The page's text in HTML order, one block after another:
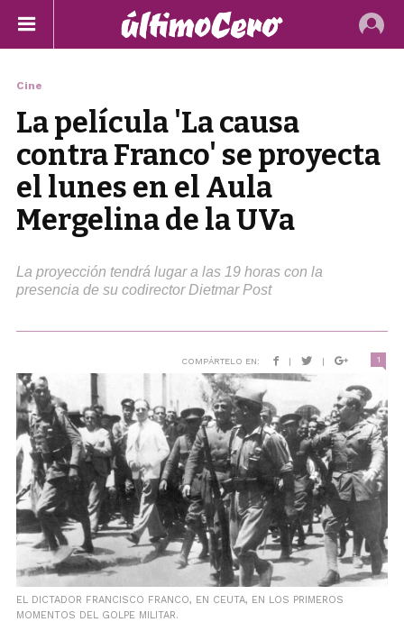
Cine
La película 'La causa
contra Franco' se proyecta
el lunes en el Aula
Mergelina de la UVa
La proyección tendrá lugar a las 19 horas con la
presencia de su codirector Dietmar Post
COMPÁRTELO EN: | | 1
EL DICTADOR FRANCISCO FRANCO, EN CEUTA, EN LOS PRIMEROS
MOMENTOS DEL GOLPE MILITAR.